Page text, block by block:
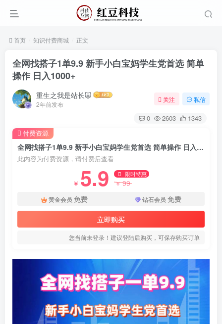
首页 知识付费商城 正文
全网找搭子1单9.9 新手小白宝妈学生党首选 简单
操作 日入1000+
重生之我是站长🐷
2年前发布
关注 私信
0 2603 1343
全网找搭子1单9.9 新手小白宝妈学生党首选 简单操作 日入1000+
此内容为付费资源，请付费后查看
￥ 5.9 限时特惠
￥99
黄金会员 免费 钻石会员 免费
立即购买
您当前未登录！建议登陆后购买，可保存购买订单
付费资源